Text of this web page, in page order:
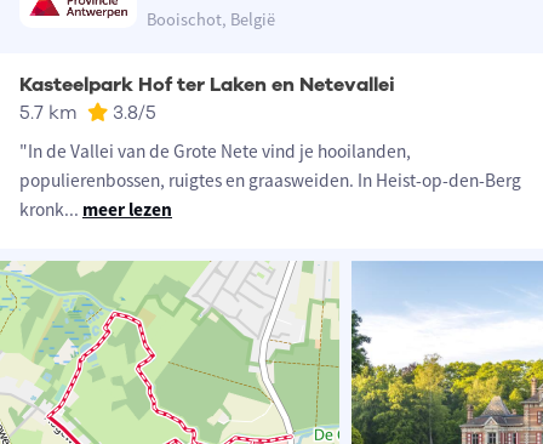
Booischot, België
Kasteelpark Hof ter Laken en Netevallei
5.7 km 3.8/5
"In de Vallei van de Grote Nete vind je hooilanden,
populierenbossen, ruigtes en graasweiden. In Heist-op-den-Berg
kronk... meer lezen